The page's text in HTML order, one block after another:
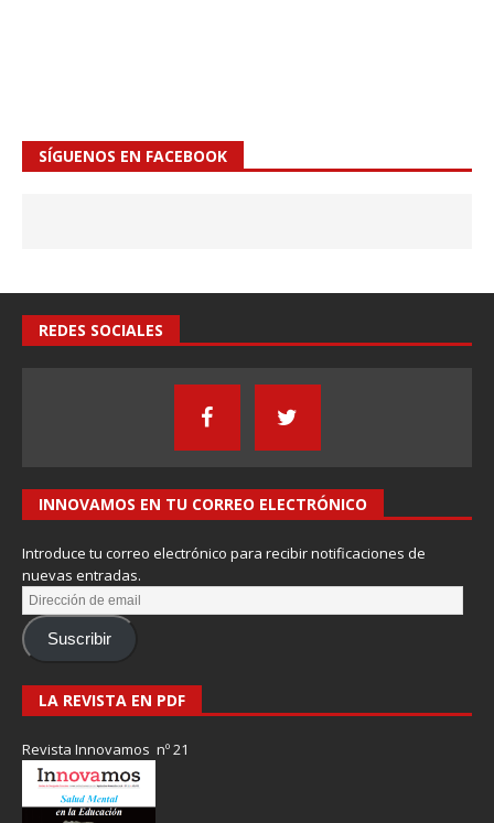
SÍGUENOS EN FACEBOOK
REDES SOCIALES
INNOVAMOS EN TU CORREO ELECTRÓNICO
Introduce tu correo electrónico para recibir notificaciones de
nuevas entradas.
Suscribir
LA REVISTA EN PDF
Revista Innovamos nº 21